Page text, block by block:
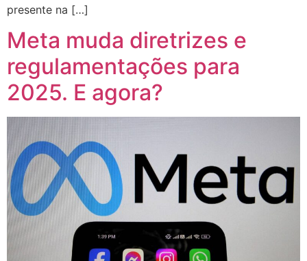
presente na […]
Meta muda diretrizes e
regulamentações para
2025. E agora?